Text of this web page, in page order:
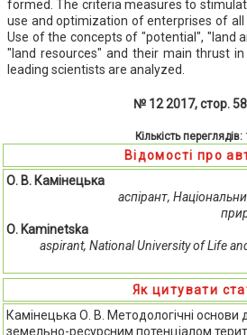
formed. The criteria measures to
use and optimization of enterprises of all
Use of the concepts of "potential", "land
"land resources" and their main thrust
leading scientists are analyzed.
№ 12 2017, стор.
Кількість переглядів:
Відомості про
О. В. Камінецька
аспірант,
О. Kaminetska
aspirant, National University of Life
Як цитувати
Камінецька О. В. Методологічні основи
земельно-ресурсним потенціалом